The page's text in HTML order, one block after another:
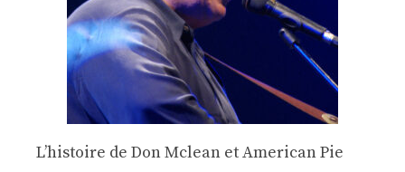
Lʼhistoire de Don Mclean et American Pie